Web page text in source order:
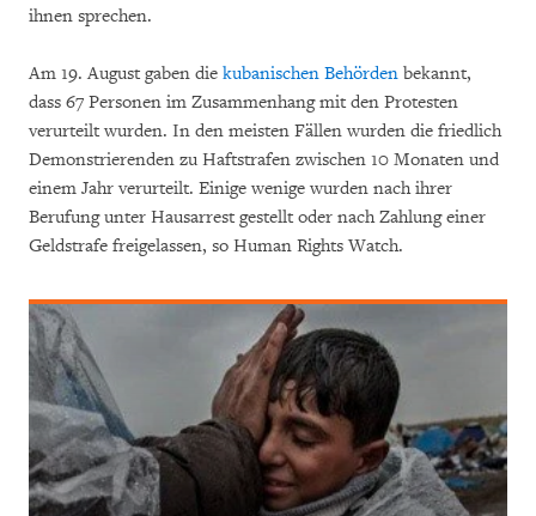
ihnen sprechen.
Am 19. August gaben die kubanischen Behörden bekannt,
dass 67 Personen im Zusammenhang mit den Protesten
verurteilt wurden. In den meisten Fällen wurden die friedlich
Demonstrierenden zu Haftstrafen zwischen 10 Monaten und
einem Jahr verurteilt. Einige wenige wurden nach ihrer
Berufung unter Hausarrest gestellt oder nach Zahlung einer
Geldstrafe freigelassen, so Human Rights Watch.